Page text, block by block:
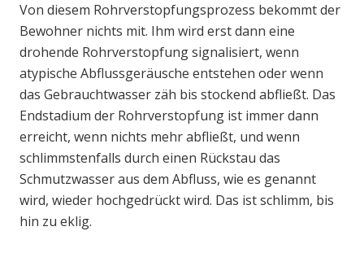
Von diesem Rohrverstopfungsprozess bekommt der
Bewohner nichts mit. Ihm wird erst dann eine
drohende Rohrverstopfung signalisiert, wenn
atypische Abflussgeräusche entstehen oder wenn
das Gebrauchtwasser zäh bis stockend abfließt. Das
Endstadium der Rohrverstopfung ist immer dann
erreicht, wenn nichts mehr abfließt, und wenn
schlimmstenfalls durch einen Rückstau das
Schmutzwasser aus dem Abfluss, wie es genannt
wird, wieder hochgedrückt wird. Das ist schlimm, bis
hin zu eklig.